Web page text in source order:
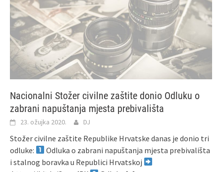
Nacionalni Stožer civilne zaštite donio Odluku o
zabrani napuštanja mjesta prebivališta
23. ožujka 2020. DJ
Stožer civilne zaštite Republike Hrvatske danas je donio tri
odluke:
Odluka o zabrani napuštanja mjesta prebivališta
i stalnog boravka u Republici Hrvatskoj